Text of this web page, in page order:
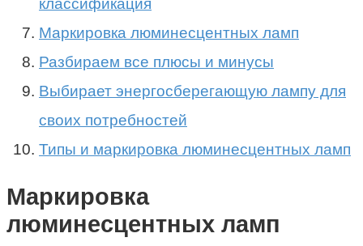
классификация
Маркировка люминесцентных ламп
Разбираем все плюсы и минусы
Выбирает энергосберегающую лампу для
своих потребностей
Типы и маркировка люминесцентных ламп
Маркировка
люминесцентных ламп